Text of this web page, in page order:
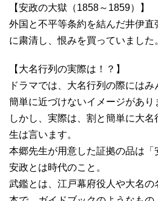
【安政の大獄（1858～1859）】
外国と不平等条約を結んだ井伊直
に粛清し、恨みを買っていました
【大名行列の実際は！？】
ドラマでは、大名行列の際にはみ
簡単に近づけないイメージがあり
しかし、実際は、割と簡単に大
生は言います。
本郷先生が用意した証拠の品は「
安政とは時代のこと。
武鑑とは、江戸幕府役人や大名の